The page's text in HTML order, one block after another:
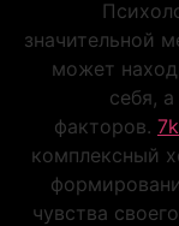
значительной
может
себя,
факторов.
комплексный
чувства